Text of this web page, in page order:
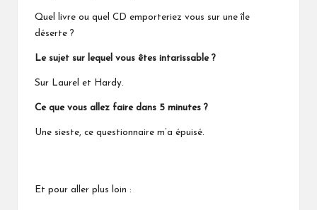
Quel livre ou quel CD emporteriez vous sur une île
déserte ?
Le sujet sur lequel vous êtes intarissable ?
Sur Laurel et Hardy.
Ce que vous allez faire dans 5 minutes ?
Une sieste, ce questionnaire m’a épuisé.
Et pour aller plus loin :